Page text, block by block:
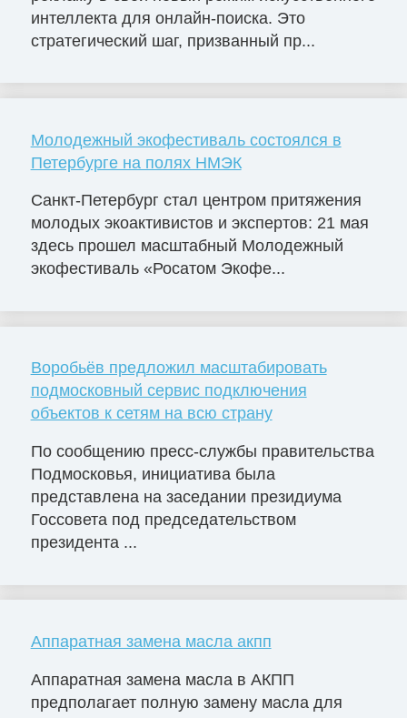
интеллекта для онлайн-поиска. Это
стратегический шаг, призванный пр...
Молодежный экофестиваль состоялся в
Петербурге на полях НМЭК
Санкт-Петербург стал центром притяжения
молодых экоактивистов и экспертов: 21 мая
здесь прошел масштабный Молодежный
экофестиваль «Росатом Экофе...
Воробьёв предложил масштабировать
подмосковный сервис подключения
объектов к сетям на всю страну
По сообщению пресс-службы правительства
Подмосковья, инициатива была
представлена на заседании президиума
Госсовета под председательством
президента ...
Аппаратная замена масла акпп
Аппаратная замена масла в АКПП
предполагает полную замену масла для